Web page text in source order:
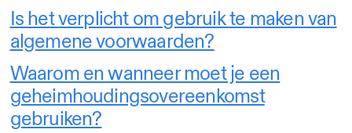
Is het verplicht om gebruik te maken van
algemene voorwaarden?
Waarom en wanneer moet je een
geheimhoudingsovereenkomst
gebruiken?